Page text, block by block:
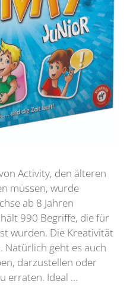
Activity, den älteren
müssen, wurde
ab 8 Jahren
990 Begriffe, die für
wurden. Die Kreativität
Natürlich geht es auch
darzustellen oder
erraten. Ideal …